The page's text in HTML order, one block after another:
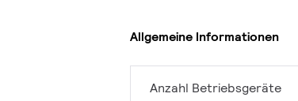
Allgemeine Informationen
Anzahl Betriebsgeräte